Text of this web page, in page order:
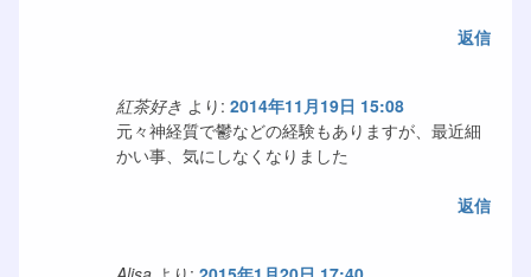
返信
紅茶好き より: 2014年11月19日 15:08
元々神経質で鬱などの経験もありますが、最近細
かい事、気にしなくなりました
返信